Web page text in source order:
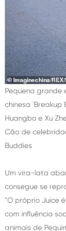
Pequena grande
chinesa 'Breakup
Huangbo e Xu
Cão de
Buddies
Um vira-lata
consegue se
"O próprio Juice
com influência
animais de